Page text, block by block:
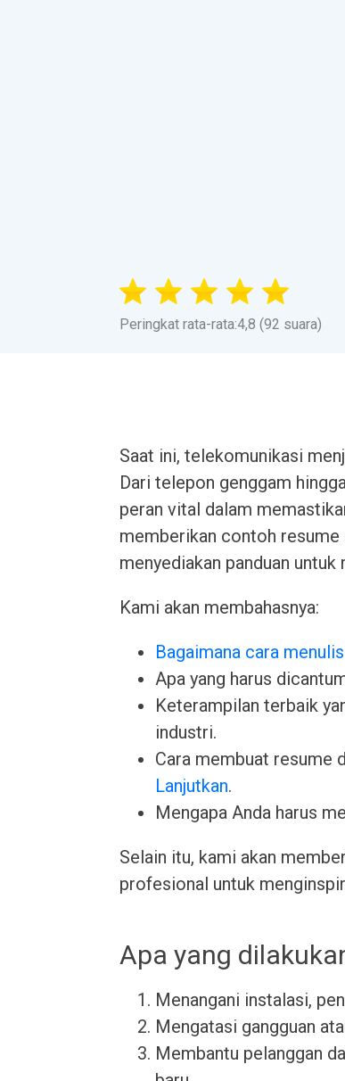
Peringkat rata-rata:4,8 (92 suara)
Saat ini, telekomunikasi
Dari telepon genggam
peran vital dalam
memberikan contoh
menyediakan panduan
Kami akan membahasnya:
Bagaimana cara
Apa yang harus
Keterampilan terbaik
industri.
Cara membuat resume
Lanjutkan.
Mengapa Anda harus
Selain itu, kami akan
profesional untuk
Apa yang
Menangani instalasi,
Mengatasi gangguan
Membantu pelanggan